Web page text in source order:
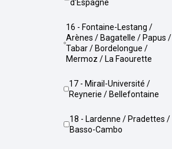
d'Espagne
16 - Fontaine-Lestang /
Arènes / Bagatelle / Papus /
Tabar / Bordelongue /
Mermoz / La Faourette
17 - Mirail-Université /
Reynerie / Bellefontaine
18 - Lardenne / Pradettes /
Basso-Cambo